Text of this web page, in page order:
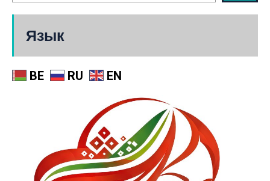
Язык
BE RU EN